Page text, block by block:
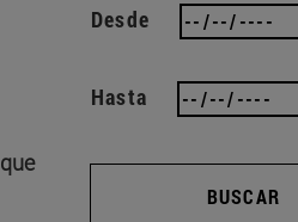
Desde
Hasta
BUSCAR